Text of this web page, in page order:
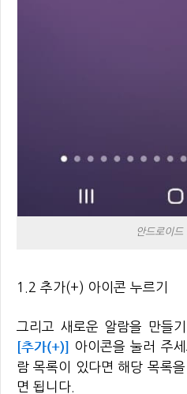
안드로이드
1.2 추가(+) 아이콘 누르기
그리고 새로운 알람을 만들
[추가(+)]
아이콘을 눌러 주
람 목록이 있다면 해당 목록
면 됩니다.